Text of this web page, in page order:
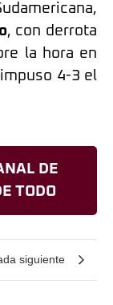
, con derrota
la hora en
4-3 el
DE
TODO
siguiente